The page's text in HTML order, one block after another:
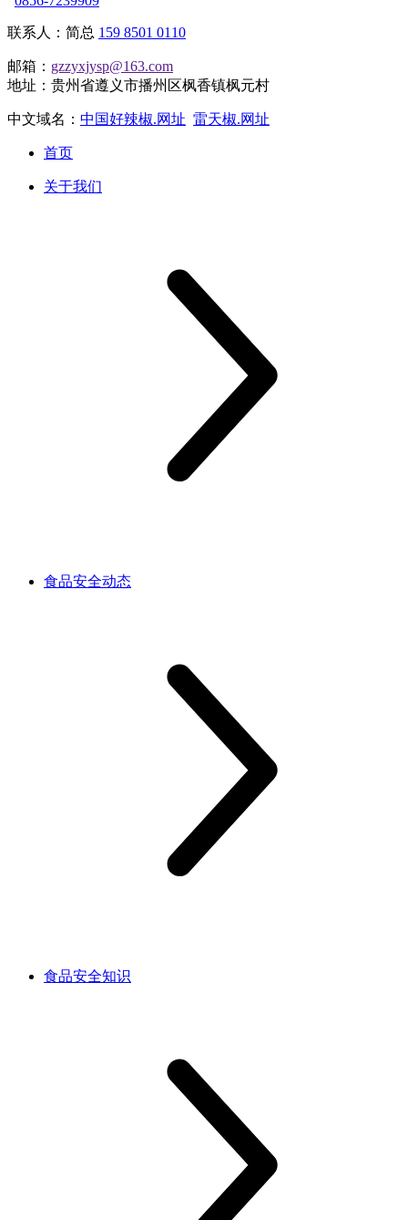
联系人：简总 159 8501 0110
邮箱： gzzyxjysp@163.com
地址：贵州省遵义市播州区枫香镇枫元村
中文域名： 中国好辣椒.网址 雷天椒.网址
首页
关于我们
食品安全动态
食品安全知识